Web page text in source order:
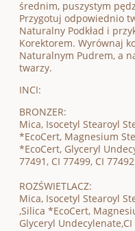
średnim, puszystym
Przygotuj odpowiednio
Naturalny Podkład i
Korektorem. Wyrównaj
Naturalnym Pudrem, a
twarzy.
INCI:
BRONZER:
Mica, Isocetyl Stearoyl
*EcoCert, Magnesium
*EcoCert, Glyceryl
77491, CI 77499, CI 77492
ROZŚWIETLACZ:
Mica, Isocetyl Stearoyl
,Silica *EcoCert,
Glyceryl Undecylenate,CI